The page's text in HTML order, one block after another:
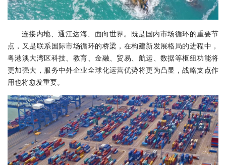
连接内地、通江达海、面向世界。既是国内市场循环的重要节
点，又是联系国际市场循环的桥梁，在构建新发展格局的进程中，
粤港澳大湾区科技、教育、金融、贸易、航运、数据等枢纽功能将
更加强大，服务中外企业全球化运营优势将更为凸显，战略支点作
用也将愈发重要。